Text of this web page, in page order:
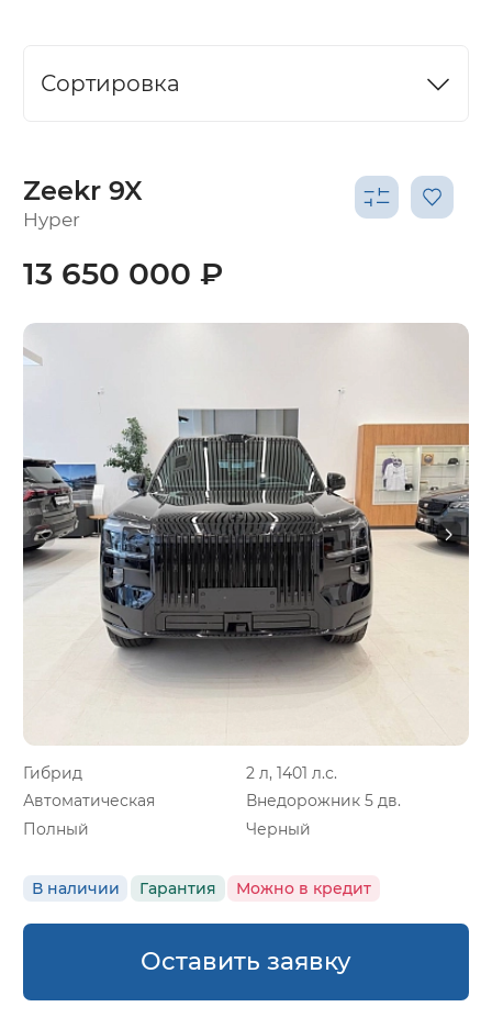
Сортировка
Zeekr 9X
Hyper
Гибрид
2 л, 1401 л.с.
Автоматическая
Внедорожник 5 дв.
Полный
Черный
В наличии Гарантия Можно в кредит
13 650 000 ₽
Оставить заявку